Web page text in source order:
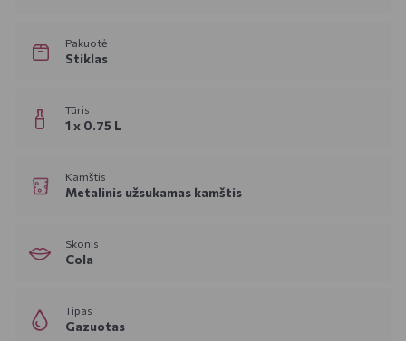
Pakuotė
Stiklas
Tūris
1 x 0.75 L
Kamštis
Metalinis užsukamas kamštis
Skonis
Cola
Tipas
Gazuotas